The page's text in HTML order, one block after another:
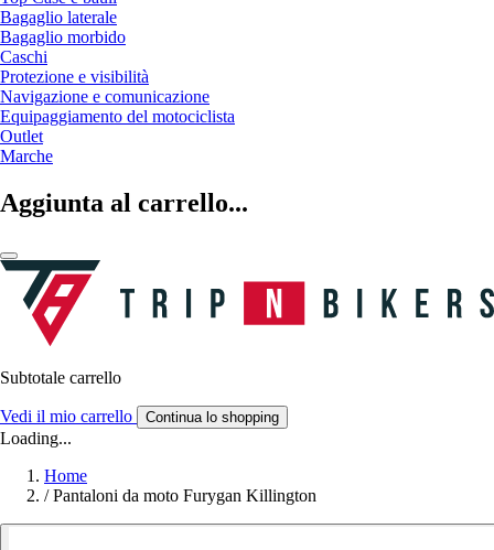
Bagaglio laterale
Bagaglio morbido
Caschi
Protezione e visibilità
Navigazione e comunicazione
Equipaggiamento del motociclista
Outlet
Marche
Aggiunta al carrello...
Subtotale carrello
Vedi il mio carrello Continua lo shopping
Loading...
Home
/ Pantaloni da moto Furygan Killington